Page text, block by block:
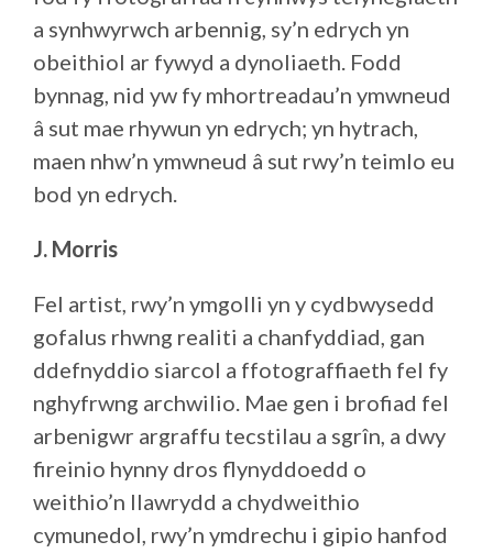
a synhwyrwch arbennig, sy’n edrych yn
obeithiol ar fywyd a dynoliaeth. Fodd
bynnag, nid yw fy mhortreadau’n ymwneud
â sut mae rhywun yn edrych; yn hytrach,
maen nhw’n ymwneud â sut rwy’n teimlo eu
bod yn edrych.
J. Morris
Fel artist, rwy’n ymgolli yn y cydbwysedd
gofalus rhwng realiti a chanfyddiad, gan
ddefnyddio siarcol a ffotograffiaeth fel fy
nghyfrwng archwilio. Mae gen i brofiad fel
arbenigwr argraffu tecstilau a sgrîn, a dwy
fireinio hynny dros flynyddoedd o
weithio’n llawrydd a chydweithio
cymunedol, rwy’n ymdrechu i gipio hanfod